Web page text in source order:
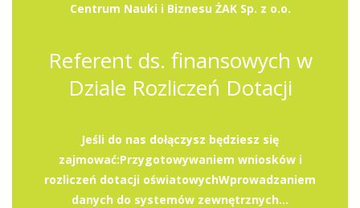
Centrum Nauki i Biznesu ŻAK Sp. z o.o.
Referent ds. finansowych w
Dziale Rozliczeń Dotacji
Jeśli do nas dołączysz będziesz się
zajmować:Przygotowywaniem wniosków i
rozliczeń dotacji oświatowychWprowadzaniem
danych do systemów zewnętrznych...